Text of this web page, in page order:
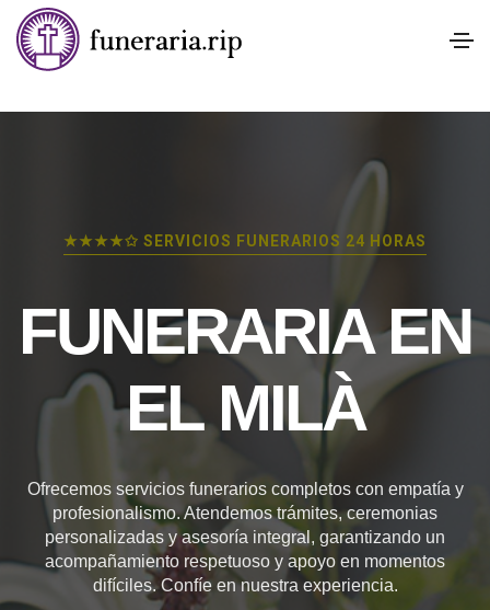
★★★★✩ SERVICIOS FUNERARIOS 24 HORAS
FUNERARIA EN
EL MILÀ
Ofrecemos servicios funerarios completos con empatía y
profesionalismo. Atendemos trámites, ceremonias
personalizadas y asesoría integral, garantizando un
acompañamiento respetuoso y apoyo en momentos
difíciles. Confíe en nuestra experiencia.